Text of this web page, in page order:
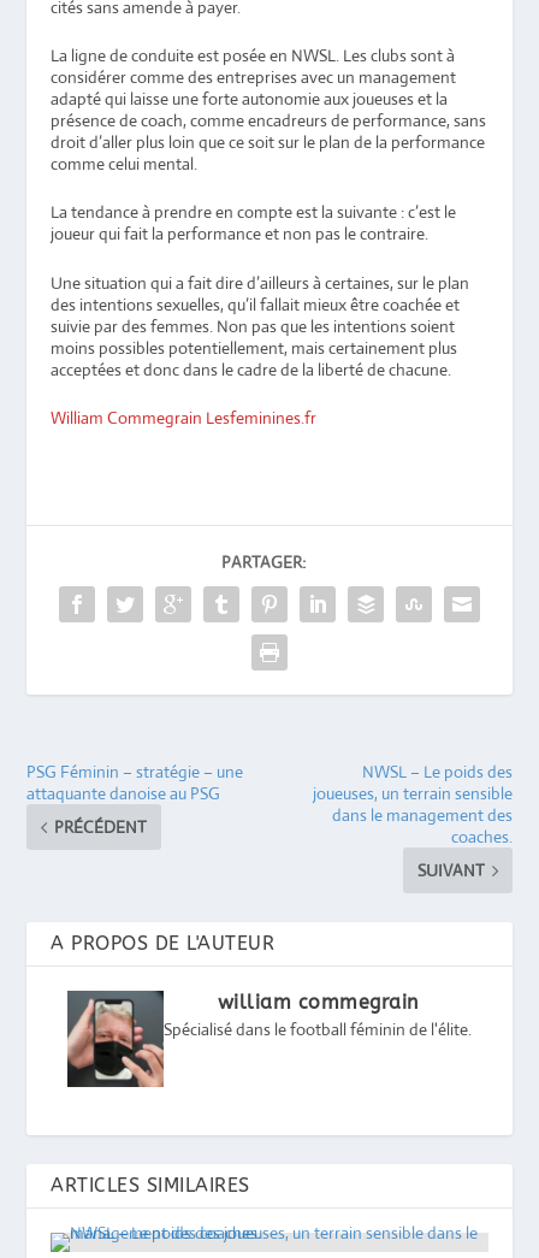
cités sans amende à payer.
La ligne de conduite est posée en NWSL. Les clubs sont à
considérer comme des entreprises avec un management
adapté qui laisse une forte autonomie aux joueuses et la
présence de coach, comme encadreurs de performance, sans
droit d’aller plus loin que ce soit sur le plan de la performance
comme celui mental.
La tendance à prendre en compte est la suivante : c’est le
joueur qui fait la performance et non pas le contraire.
Une situation qui a fait dire d’ailleurs à certaines, sur le plan
des intentions sexuelles, qu’il fallait mieux être coachée et
suivie par des femmes. Non pas que les intentions soient
moins possibles potentiellement, mais certainement plus
acceptées et donc dans le cadre de la liberté de chacune.
William Commegrain Lesfeminines.fr
PARTAGER:
PSG Féminin – stratégie – une
attaquante danoise au PSG
PRÉCÉDENT
NWSL – Le poids des
joueuses, un terrain sensible
dans le management des
coaches.
SUIVANT
A PROPOS DE L'AUTEUR
william commegrain
Spécialisé dans le football féminin de l'élite.
ARTICLES SIMILAIRES